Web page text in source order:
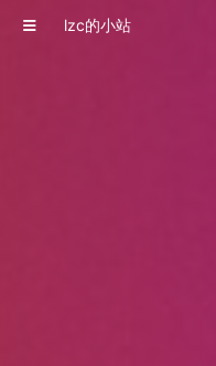
lzc的小站